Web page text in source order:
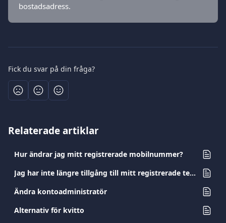
bostadsadress.
Fick du svar på din fråga?
Relaterade artiklar
Hur ändrar jag mitt registrerade mobilnummer?
Jag har inte längre tillgång till mitt registrerade telefonnummer. Hur kan jag ändra det?
Ändra kontoadministratör
Alternativ för kvitto